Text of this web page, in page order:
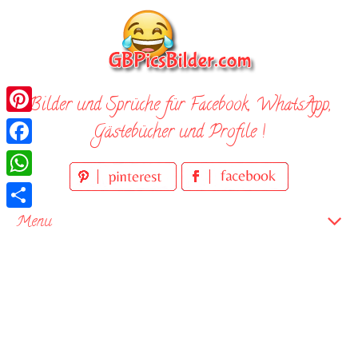
Bilder und Sprüche für Facebook, WhatsApp,
Gästebücher und Profile !
Menu
Pinterest
Facebook
WhatsApp
Teilen